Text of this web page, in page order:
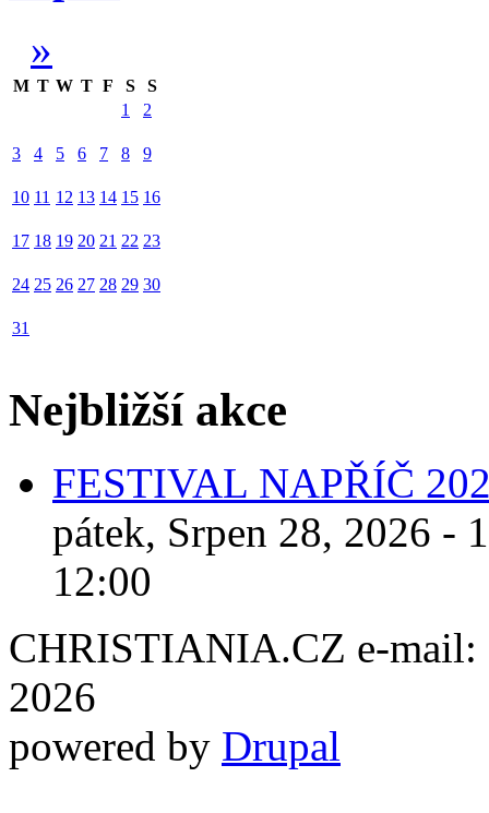
»
M T W T F S
S
1
2
3 4 5 6 7 8 9
10 11 12 13 14 15 16
17 18 19 20 21 22 23
24 25 26 27 28 29 30
31
Nejbližší akce
FESTIVAL NAPŘÍČ
pátek, Srpen 28, 2026 -
12:00
CHRISTIANIA.CZ e-mail:
2026
powered by Drupal